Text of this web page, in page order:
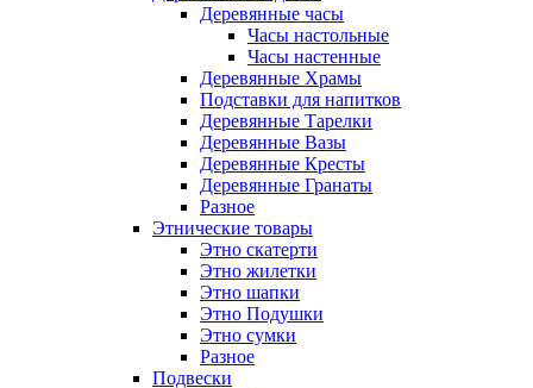
Деревянные часы
Часы настольные
Часы настенные
Деревянные Храмы
Подставки для напитков
Деревянные Тарелки
Деревянные Вазы
Деревянные Кресты
Деревянные Гранаты
Разное
Этнические товары
Этно скатерти
Этно жилетки
Этно шапки
Этно Подушки
Этно сумки
Разное
Подвески